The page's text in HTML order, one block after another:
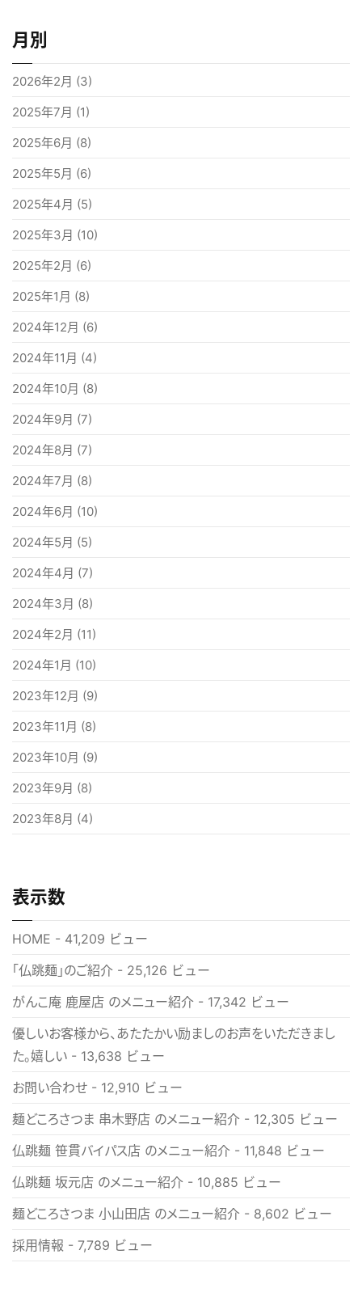
月別
2026年2月 (3)
2025年7月 (1)
2025年6月 (8)
2025年5月 (6)
2025年4月 (5)
2025年3月 (10)
2025年2月 (6)
2025年1月 (8)
2024年12月 (6)
2024年11月 (4)
2024年10月 (8)
2024年9月 (7)
2024年8月 (7)
2024年7月 (8)
2024年6月 (10)
2024年5月 (5)
2024年4月 (7)
2024年3月 (8)
2024年2月 (11)
2024年1月 (10)
2023年12月 (9)
2023年11月 (8)
2023年10月 (9)
2023年9月 (8)
2023年8月 (4)
表示数
HOME - 41,209 ビュー
「仏跳麺」のご紹介 - 25,126 ビュー
がんこ庵 鹿屋店 のメニュー紹介 - 17,342 ビュー
優しいお客様から、あたたかい励ましのお声をいただきまし
た。嬉しい - 13,638 ビュー
お問い合わせ - 12,910 ビュー
麺どころさつま 串木野店 のメニュー紹介 - 12,305 ビュー
仏跳麺 笹貫バイパス店 のメニュー紹介 - 11,848 ビュー
仏跳麺 坂元店 のメニュー紹介 - 10,885 ビュー
麺どころさつま 小山田店 のメニュー紹介 - 8,602 ビュー
採用情報 - 7,789 ビュー